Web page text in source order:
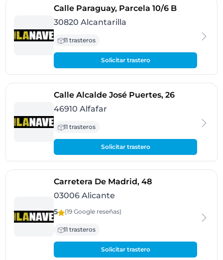
Calle Paraguay, Parcela 10/6 B-
30820 Alcantarilla
11 trasteros
Solicitar trastero
Calle Alcalde José Puertes, 26- Alfafar
46910 Alfafar
11 trasteros
Solicitar trastero
Carretera De Madrid, 48- Alicante
03006 Alicante
5 (19 Google reseñas)
11 trasteros
Solicitar trastero